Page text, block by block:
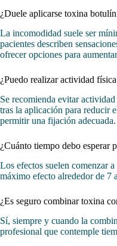
¿Duele aplicarse toxina
La incomodidad suele ser
pacientes describen
ofrecer opciones para
¿Puedo realizar actividad
Se recomienda evitar
tras la aplicación para reducir
permitir una fijación adecuada.
¿Cuánto tiempo debo esperar
Los efectos suelen comenzar
máximo efecto alrededor de 7
¿Es seguro combinar toxina
Sí, siempre y cuando la
profesional que contemple